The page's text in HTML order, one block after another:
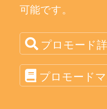
可能です。
プロモード
プロモード